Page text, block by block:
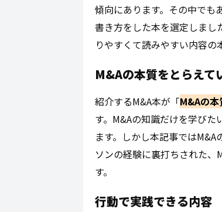
傾向にあります。その中でも
書き方をした本を選定しまし
りやすくて読みやすい内容の
M&Aの本質をとらえて
紹介するM&A本が「M&Aの本
す。M&Aの知識だけを学び
ます。しかし本記事では
ソンの経験に裏打ちされた
す。
行動で実践できる内容